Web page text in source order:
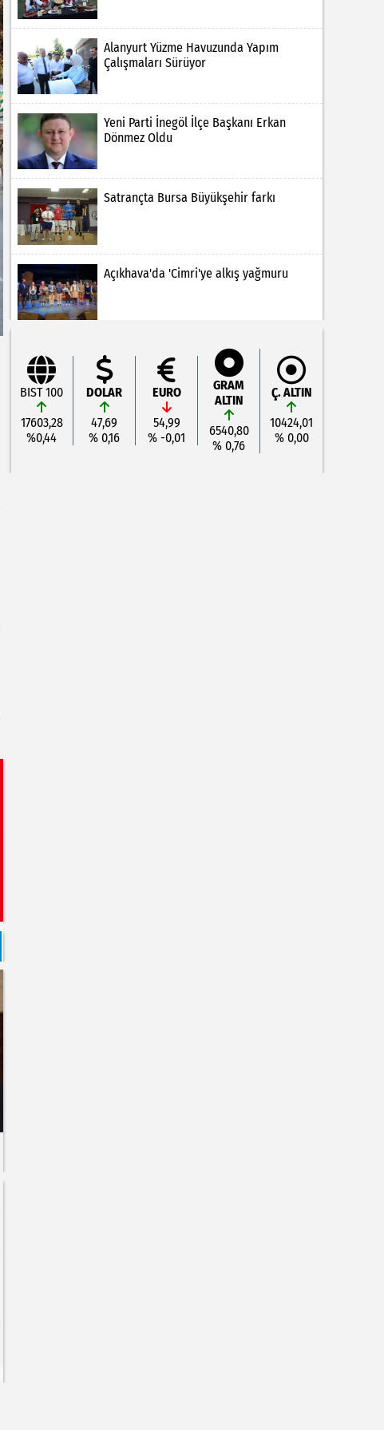
Alanyurt Yüzme Havuzunda Yapım
Çalışmaları Sürüyor
Yeni Parti İnegöl İlçe Başkanı Erkan
Dönmez Oldu
Satrançta Bursa Büyükşehir farkı
Açıkhava'da 'Cimri'ye alkış yağmuru
BIST 100
17603,28
%0,44
DOLAR
47,69
% 0,16
EURO
54,99
% -0,01
GRAM
ALTIN
6540,80
% 0,76
Ç. ALTIN
10424,01
% 0,00